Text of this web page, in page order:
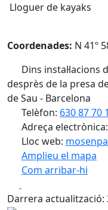
Lloguer de kayaks
Coordenades: N 41º
Dins instal·lacions
desprès de la presa
de Sau - Barcelona
Telèfon: 630 87 70
Adreça electrònica:
Lloc web:
Amplieu el mapa
Com arribar-hi
+
Darrera actualització: